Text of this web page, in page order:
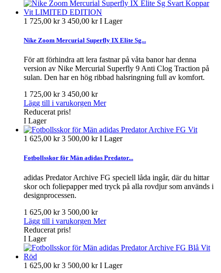
1 725,00 kr3 450,00 krI Lager
Nike Zoom Mercurial Superfly IX Elite Sg...
För att förhindra att lera fastnar på våta banor har denna
version av Nike Mercurial Superfly 9 Anti Clog Traction på
sulan. Den har en hög ribbad halsringning full av komfort.
1 725,00 kr3 450,00 kr
Lägg till i varukorgen Mer
Reducerat pris!
I Lager
1 625,00 kr3 500,00 krI Lager
Fotbollsskor för Män adidas Predator...
adidas Predator Archive FG speciell låda ingår, där du hittar
skor och foliepapper med tryck på alla rovdjur som används i
designprocessen.
1 625,00 kr3 500,00 kr
Lägg till i varukorgen Mer
Reducerat pris!
I Lager
1 625,00 kr3 500,00 krI Lager